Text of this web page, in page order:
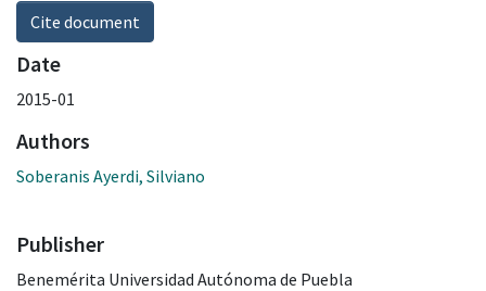
Cite document
Date
2015-01
Authors
Soberanis Ayerdi, Silviano
Publisher
Benemérita Universidad Autónoma de Puebla